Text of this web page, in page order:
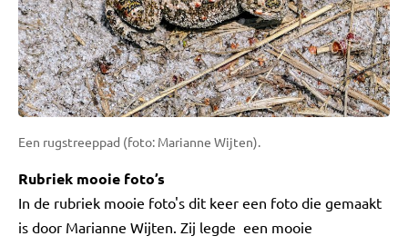
Een rugstreeppad (foto: Marianne Wijten).
Rubriek mooie foto’s
In de rubriek mooie foto's dit keer een foto die gemaakt
is door Marianne Wijten. Zij legde een mooie